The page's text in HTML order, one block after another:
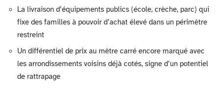
La livraison d’équipements publics (école, crèche, parc) qui
fixe des familles à pouvoir d’achat élevé dans un périmètre
restreint
Un différentiel de prix au mètre carré encore marqué avec
les arrondissements voisins déjà cotés, signe d’un potentiel
de rattrapage